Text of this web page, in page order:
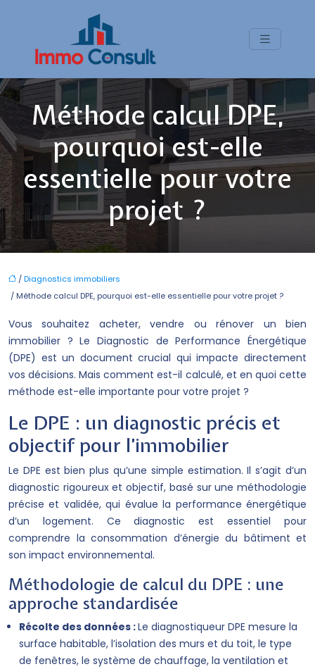
Méthode calcul DPE,
pourquoi est-elle
essentielle pour votre
projet ?
/Diagnostics immobiliers
/ Méthode calcul DPE, pourquoi est-elle essentielle pour votre projet ?
Vous souhaitez acheter, vendre ou rénover un bien
immobilier ? Le Diagnostic de Performance Énergétique
(DPE) est un document crucial qui impacte directement
vos décisions. Mais comment est-il calculé, et en quoi cette
méthode est-elle importante pour votre projet ?
Le DPE : un diagnostic précis et
objectif pour l’immobilier
Le DPE est bien plus qu’une simple estimation. Il s’agit d’un
diagnostic rigoureux et objectif, basé sur une méthodologie
précise et validée, qui évalue la performance énergétique
d’un logement. Ce diagnostic est essentiel pour
comprendre la consommation d’énergie du bâtiment et
son impact environnemental.
Méthodologie de calcul du DPE : une
approche standardisée
Récolte des données :Le diagnostiqueur DPE mesure la
surface habitable, l’isolation des murs et du toit, le type
de fenêtres, le système de chauffage, la ventilation et